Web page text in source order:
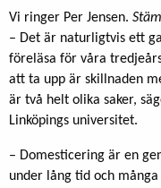
Vi ringer Per Jensen.
– Det är naturligtvis ett
föreläsa för våra
att ta upp är skillnaden
är två helt olika saker,
Linköpings universitet.
– Domesticering är en
under lång tid och